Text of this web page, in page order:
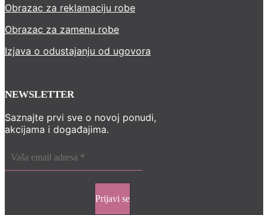
Obrazac za reklamaciju robe
Obrazac za zamenu robe
Izjava o odustajanju od ugovora
NEWSLETTER
Saznajte prvi sve o novoj ponudi,
akcijama i događajima.